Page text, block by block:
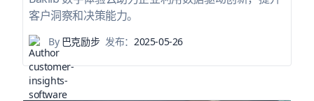
客户洞察和决策能力。
By巴克励步 发布：2025-05-26